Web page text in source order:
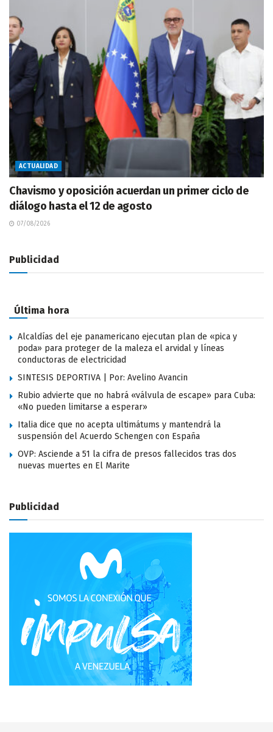
ACTUALIDAD
Chavismo y oposición acuerdan un primer ciclo de
diálogo hasta el 12 de agosto
07/08/2026
Publicidad
Última hora
Alcaldías del eje panamericano ejecutan plan de «pica y
poda» para proteger de la maleza el arvidal y líneas
conductoras de electricidad
SINTESIS DEPORTIVA | Por: Avelino Avancin
Rubio advierte que no habrá «válvula de escape» para Cuba:
«No pueden limitarse a esperar»
Italia dice que no acepta ultimátums y mantendrá la
suspensión del Acuerdo Schengen con España
OVP: Asciende a 51 la cifra de presos fallecidos tras dos
nuevas muertes en El Marite
Publicidad